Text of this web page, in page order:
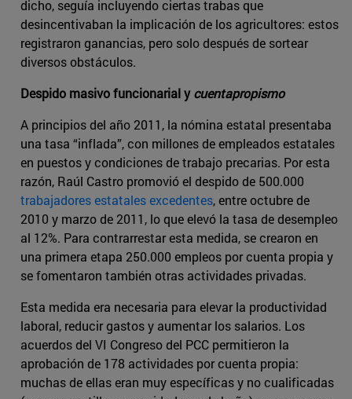
dicho, seguía incluyendo ciertas trabas que
desincentivaban la implicación de los agricultores: estos
registraron ganancias, pero solo después de sortear
diversos obstáculos.
Despido masivo funcionarial ycuentapropismo
A principios del año 2011, la nómina estatal presentaba
una tasa “inflada”, con millones de empleados estatales
en puestos y condiciones de trabajo precarias. Por esta
razón, Raúl Castro promovió el despido de 500.000
trabajadores estatales excedentes, entre octubre de
2010 y marzo de 2011, lo que elevó la tasa de desempleo
al 12%. Para contrarrestar esta medida, se crearon en
una primera etapa 250.000 empleos por cuenta propia y
se fomentaron también otras actividades privadas.
Esta medida era necesaria para elevar la productividad
laboral, reducir gastos y aumentar los salarios. Los
acuerdos del VI Congreso del PCC permitieron la
aprobación de 178 actividades por cuenta propia:
muchas de ellas eran muy específicas y no cualificadas